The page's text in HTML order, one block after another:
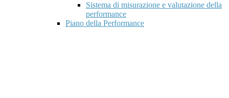
Sistema di misurazione e valutazione della
performance
Piano della Performance